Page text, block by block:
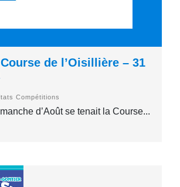
de l’Oisillière – 31
Compétitions
d’Août se tenait la Course...